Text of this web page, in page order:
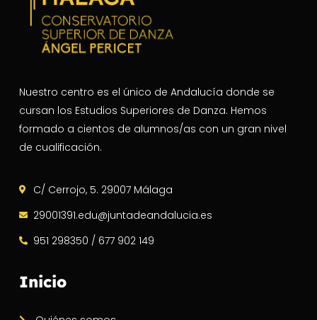
Nuestro centro es el único de Andalucía donde se
cursan los Estudios Superiores de Danza. Hemos
formado a cientos de alumnos/as con un gran nivel
de cualificación.
C/ Cerrojo, 5. 29007 Málaga
29001391.edu@juntadeandalucia.es
951 298350 / 677 902 149
Inicio